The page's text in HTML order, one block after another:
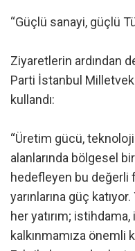
“Güçlü sanayi, güçlü
Ziyaretlerin ardından
Parti İstanbul
kullandı:
“Üretim gücü,
alanlarında bölgesel
hedefleyen bu değerli
yarınlarına güç
her yatırım;
kalkınmamıza önemli